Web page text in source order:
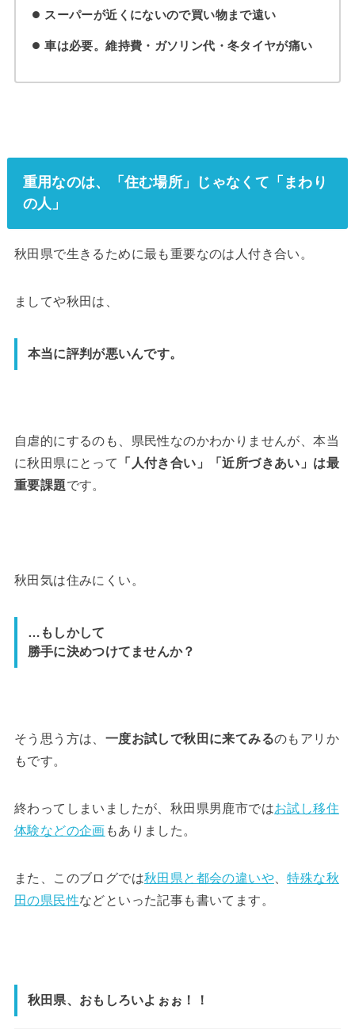
スーパーが近くにないので買い物まで遠い
車は必要。維持費・ガソリン代・冬タイヤが痛い
重用なのは、「住む場所」じゃなくて「まわり
の人」
秋田県で生きるために最も重要なのは人付き合い。
ましてや秋田は、
本当に評判が悪いんです。
自虐的にするのも、県民性なのかわかりませんが、本当
に秋田県にとって
「人付き合い」「近所づきあい」は最
重要課題です。
秋田気は住みにくい。
…もしかして
勝手に決めつけてませんか？
そう思う方は、 一度お試しで秋田に来てみるのもアリか
もです。
終わってしまいましたが、秋田県男鹿市ではお試し移住
体験などの企画 もありました。
また、このブログでは秋田県と都会の違いや、特殊な秋
田の県民性などといった記事も書いてます。
秋田県、おもしろいよぉぉ！！